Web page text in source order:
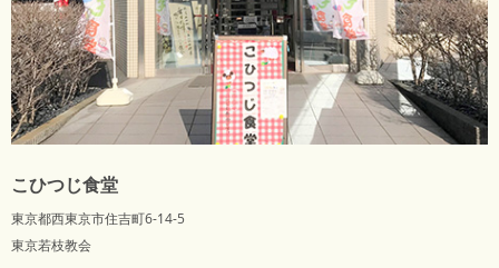
こひつじ食堂
東京都西東京市住吉町6-14-5
東京若枝教会